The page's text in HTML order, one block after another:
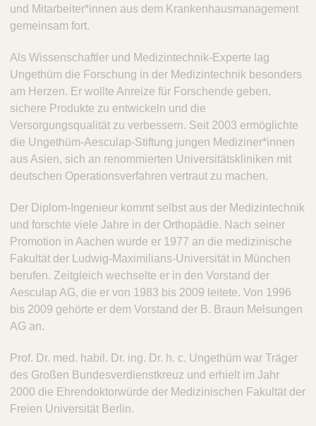
und Mitarbeiter*innen aus dem Krankenhausmanagement
gemeinsam fort.
Als Wissenschaftler und Medizintechnik-Experte lag
Ungethüm die Forschung in der Medizintechnik besonders
am Herzen. Er wollte Anreize für Forschende geben,
sichere Produkte zu entwickeln und die
Versorgungsqualität zu verbessern. Seit 2003 ermöglichte
die Ungethüm-Aesculap-Stiftung jungen Mediziner*innen
aus Asien, sich an renommierten Universitätskliniken mit
deutschen Operationsverfahren vertraut zu machen.
Der Diplom-Ingenieur kommt selbst aus der Medizintechnik
und forschte viele Jahre in der Orthopädie. Nach seiner
Promotion in Aachen wurde er 1977 an die medizinische
Fakultät der Ludwig-Maximilians-Universität in München
berufen. Zeitgleich wechselte er in den Vorstand der
Aesculap AG, die er von 1983 bis 2009 leitete. Von 1996
bis 2009 gehörte er dem Vorstand der B. Braun Melsungen
AG an.
Prof. Dr. med. habil. Dr. ing. Dr. h. c. Ungethüm war Träger
des Großen Bundesverdienstkreuz und erhielt im Jahr
2000 die Ehrendoktorwürde der Medizinischen Fakultät der
Freien Universität Berlin.